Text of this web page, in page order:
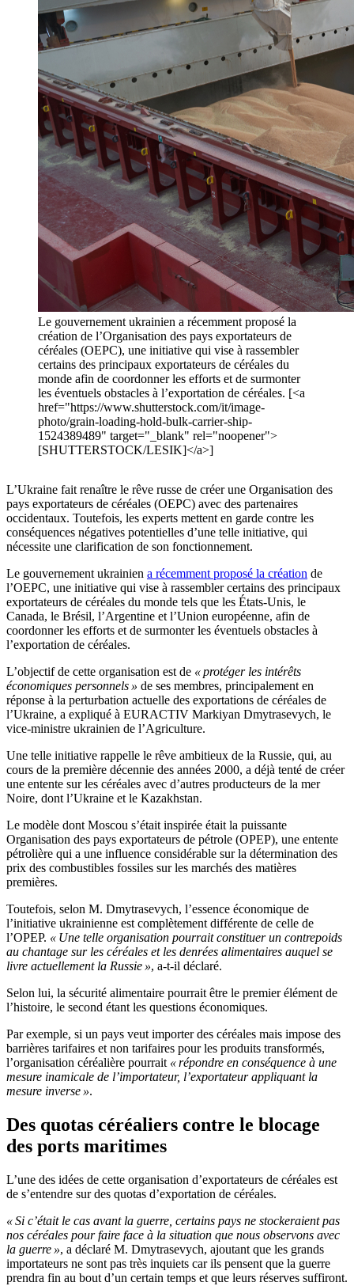
Le gouvernement ukrainien a récemment proposé la
création de l’Organisation des pays exportateurs de
céréales (OEPC), une initiative qui vise à rassembler
certains des principaux exportateurs de céréales du
monde afin de coordonner les efforts et de surmonter
les éventuels obstacles à l’exportation de céréales. [<a
href="https://www.shutterstock.com/it/image-
photo/grain-loading-hold-bulk-carrier-ship-
1524389489" target="_blank" rel="noopener">
[SHUTTERSTOCK/LESIK]</a>]
L’Ukraine fait renaître le rêve russe de créer une Organisation des
pays exportateurs de céréales (OEPC) avec des partenaires
occidentaux. Toutefois, les experts mettent en garde contre les
conséquences négatives potentielles d’une telle initiative, qui
nécessite une clarification de son fonctionnement.
Le gouvernement ukrainien a récemment proposé la création de
l’OEPC, une initiative qui vise à rassembler certains des principaux
exportateurs de céréales du monde tels que les États-Unis, le
Canada, le Brésil, l’Argentine et l’Union européenne, afin de
coordonner les efforts et de surmonter les éventuels obstacles à
l’exportation de céréales.
L’objectif de cette organisation est de « protéger les intérêts
économiques personnels » de ses membres, principalement en
réponse à la perturbation actuelle des exportations de céréales de
l’Ukraine, a expliqué à EURACTIV Markiyan Dmytrasevych, le
vice-ministre ukrainien de l’Agriculture.
Une telle initiative rappelle le rêve ambitieux de la Russie, qui, au
cours de la première décennie des années 2000, a déjà tenté de créer
une entente sur les céréales avec d’autres producteurs de la mer
Noire, dont l’Ukraine et le Kazakhstan.
Le modèle dont Moscou s’était inspirée était la puissante
Organisation des pays exportateurs de pétrole (OPEP), une entente
pétrolière qui a une influence considérable sur la détermination des
prix des combustibles fossiles sur les marchés des matières
premières.
Toutefois, selon M. Dmytrasevych, l’essence économique de
l’initiative ukrainienne est complètement différente de celle de
l’OPEP. « Une telle organisation pourrait constituer un contrepoids
au chantage sur les céréales et les denrées alimentaires auquel se
livre actuellement la Russie », a-t-il déclaré.
Selon lui, la sécurité alimentaire pourrait être le premier élément de
l’histoire, le second étant les questions économiques.
Par exemple, si un pays veut importer des céréales mais impose des
barrières tarifaires et non tarifaires pour les produits transformés,
l’organisation céréalière pourrait « répondre en conséquence à une
mesure inamicale de l’importateur, l’exportateur appliquant la
mesure inverse ».
Des quotas céréaliers contre le blocage
des ports maritimes
L’une des idées de cette organisation d’exportateurs de céréales est
de s’entendre sur des quotas d’exportation de céréales.
« Si c’était le cas avant la guerre, certains pays ne stockeraient pas
nos céréales pour faire face à la situation que nous observons avec
la guerre », a déclaré M. Dmytrasevych, ajoutant que les grands
importateurs ne sont pas très inquiets car ils pensent que la guerre
prendra fin au bout d’un certain temps et que leurs réserves suffiront.